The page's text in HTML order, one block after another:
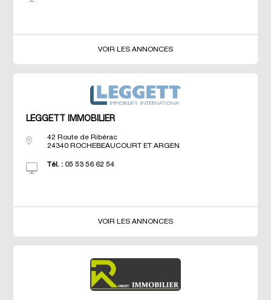
VOIR LES ANNONCES
LEGGETT IMMOBILIER
42 Route de Ribérac
24340 ROCHEBEAUCOURT ET ARGEN
Tél. : 05 53 56 62 54
VOIR LES ANNONCES